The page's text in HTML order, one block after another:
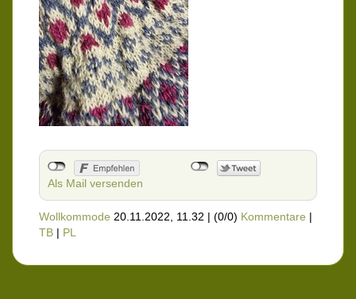
Als Mail versenden
Wollkommode 20.11.2022, 11.32 | (0/0) Kommentare |
TB | PL